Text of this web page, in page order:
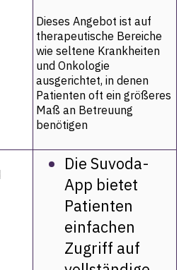
Dieses Angebot ist auf
therapeutische Bereiche
wie seltene Krankheiten
und Onkologie
ausgerichtet, in denen
Patienten oft ein größeres
Maß an Betreuung
benötigen
Die Suvoda-
App bietet
Patienten
einfachen
Zugriff auf